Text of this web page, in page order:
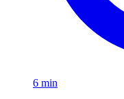
6 min